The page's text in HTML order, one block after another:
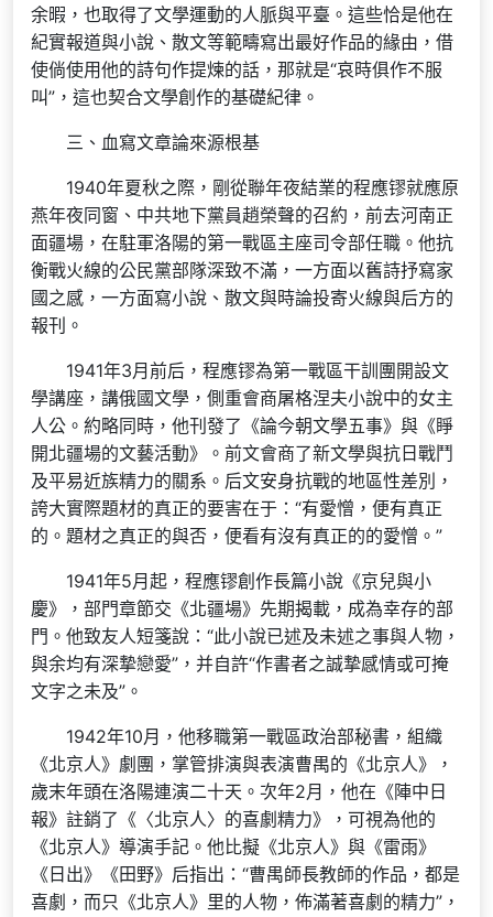
余暇，也取得了文學運動的人脈與平臺。這些恰是他在
紀實報道與小說、散文等範疇寫出最好作品的緣由，借
使倘使用他的詩句作提煉的話，那就是“哀時俱作不服
叫”，這也契合文學創作的基礎紀律。
三、血寫文章論來源根基
1940年夏秋之際，剛從聯年夜結業的程應镠就應原
燕年夜同窗、中共地下黨員趙榮聲的召約，前去河南正
面疆場，在駐軍洛陽的第一戰區主座司令部任職。他抗
衡戰火線的公民黨部隊深致不滿，一方面以舊詩抒寫家
國之感，一方面寫小說、散文與時論投寄火線與后方的
報刊。
1941年3月前后，程應镠為第一戰區干訓團開設文
學講座，講俄國文學，側重會商屠格涅夫小說中的女主
人公。約略同時，他刊發了《論今朝文學五事》與《睜
開北疆場的文藝活動》。前文會商了新文學與抗日戰鬥
及平易近族精力的關系。后文安身抗戰的地區性差別，
誇大實際題材的真正的要害在于：“有愛憎，便有真正
的。題材之真正的與否，便看有沒有真正的的愛憎。”
1941年5月起，程應镠創作長篇小說《京兒與小
慶》，部門章節交《北疆場》先期揭載，成為幸存的部
門。他致友人短箋說：“此小說已述及未述之事與人物，
與余均有深摯戀愛”，并自許“作書者之誠摯感情或可掩
文字之未及”。
1942年10月，他移職第一戰區政治部秘書，組織
《北京人》劇團，掌管排演與表演曹禺的《北京人》，
歲末年頭在洛陽連演二十天。次年2月，他在《陣中日
報》註銷了《〈北京人〉的喜劇精力》，可視為他的
《北京人》導演手記。他比擬《北京人》與《雷雨》
《日出》《田野》后指出：“曹禺師長教師的作品，都是
喜劇，而只《北京人》里的人物，佈滿著喜劇的精力”，